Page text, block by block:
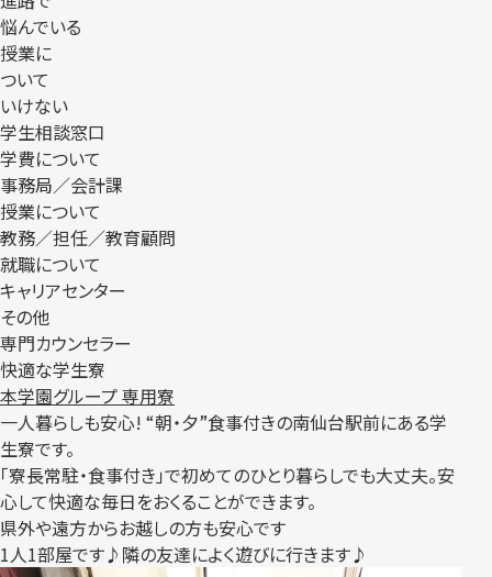
悩んでいる
授業に
ついて
いけない
学生相談窓口
学費について
事務局／会計課
授業について
教務／担任／教育顧問
就職について
キャリアセンター
その他
専門カウンセラー
快適な学生寮
本学園グループ 専用寮
一人暮らしも安心! “朝・夕”食事付きの南仙台駅前にある学
生寮です。
「寮長常駐・食事付き」で初めてのひとり暮らしでも大丈夫。安
心して快適な毎日をおくることができます。
県外や遠方からお越しの方も安心です
1人1部屋です♪隣の友達によく遊びに行きます♪